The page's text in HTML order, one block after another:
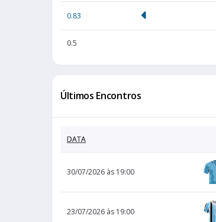
0.83
0.5
Últimos Encontros
DATA
30/07/2026 às 19:00
23/07/2026 às 19:00